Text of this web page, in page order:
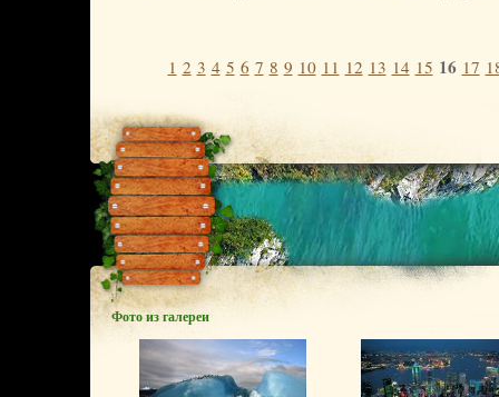
1 2 3 4 5 6 7 8 9 10 11 12 13 14 15 16 17
Фото из галереи